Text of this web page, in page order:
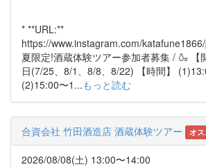
* **URL:**
https://www.instagram.com/
夏限定!酒蔵体験ツアー参加者募集 / 🍶 【
日(7/25、8/1、8/8、8/22) 【時間】
(2)15:00〜1...もっと読む
合資会社 竹田酒造店 酒蔵体験ツアー オ
2026/08/08(土) 13:00〜14:00